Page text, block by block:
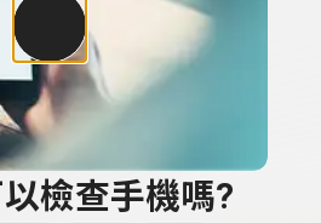
檢查手機嗎?